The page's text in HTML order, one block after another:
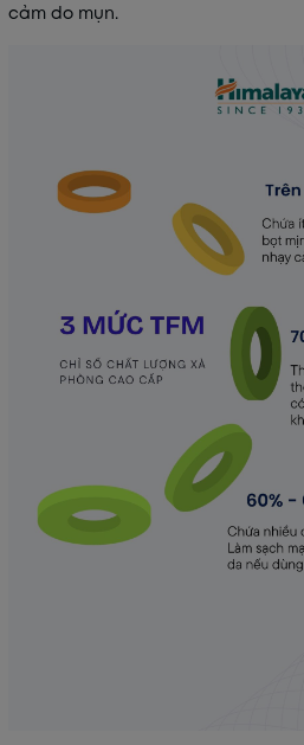
cảm do mụn.